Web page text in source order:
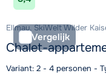
Vergelijk
Ellmau, SkiWelt Wilder
Chalet-
Variant: 2 - 4 personen -